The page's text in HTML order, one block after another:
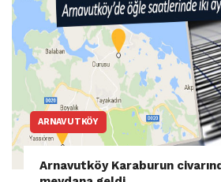
ARNAVUTKÖY
Arnavutköy Karaburun